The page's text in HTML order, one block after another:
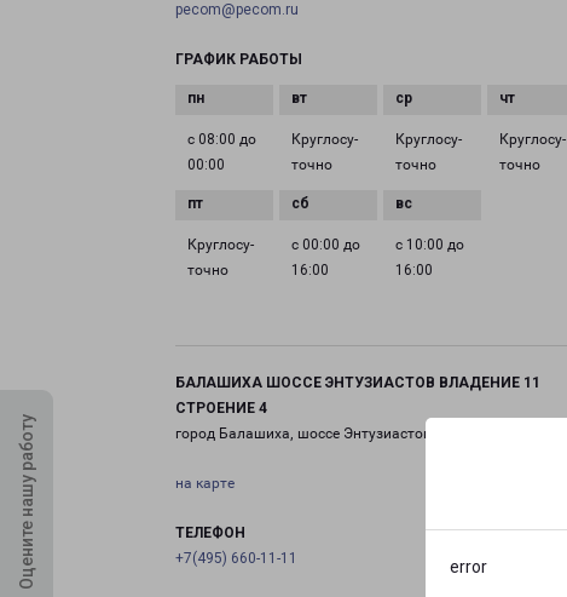
error
Оцените нашу работу
pecom@pecom.ru
ГРАФИК РАБОТЫ
с 08:00 до
00:00
Круглосу­
точно
Круглосу­
точно
Круглосу­
точно
Круглосу­
точно
с 00:00 до
16:00
с 10:00 до
16:00
БАЛАШИХА ШОССЕ ЭНТУЗИАСТОВ ВЛАДЕНИЕ 11
СТРОЕНИЕ 4
город Балашиха, шоссе Энтузиастов, 11 строение 4
на карте
ТЕЛЕФОН
+7(495) 660-11-11